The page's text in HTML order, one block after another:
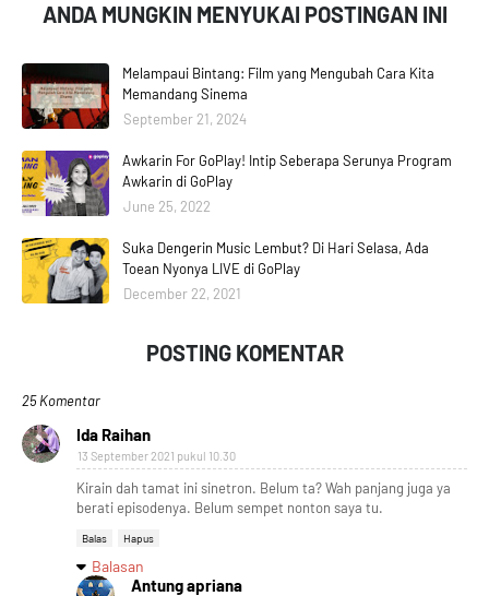
ANDA MUNGKIN MENYUKAI POSTINGAN INI
Melampaui Bintang: Film yang Mengubah Cara Kita
Memandang Sinema
September 21, 2024
Awkarin For GoPlay! Intip Seberapa Serunya Program
Awkarin di GoPlay
June 25, 2022
Suka Dengerin Music Lembut? Di Hari Selasa, Ada
Toean Nyonya LIVE di GoPlay
December 22, 2021
POSTING KOMENTAR
25 Komentar
Ida Raihan
13 September 2021 pukul 10.30
Kirain dah tamat ini sinetron. Belum ta? Wah panjang juga ya
berati episodenya. Belum sempet nonton saya tu.
Balas Hapus
Balasan
Antung apriana